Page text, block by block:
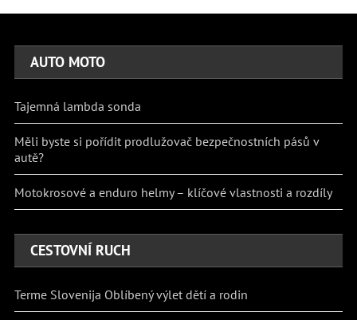
AUTO MOTO
Tajemná lambda sonda
Měli byste si pořídit prodlužovač bezpečnostních pásů v
autě?
Motokrosové a enduro helmy – klíčové vlastnosti a rozdíly
CESTOVNÍ RUCH
Terme Slovenija Oblíbený výlet dětí a rodin